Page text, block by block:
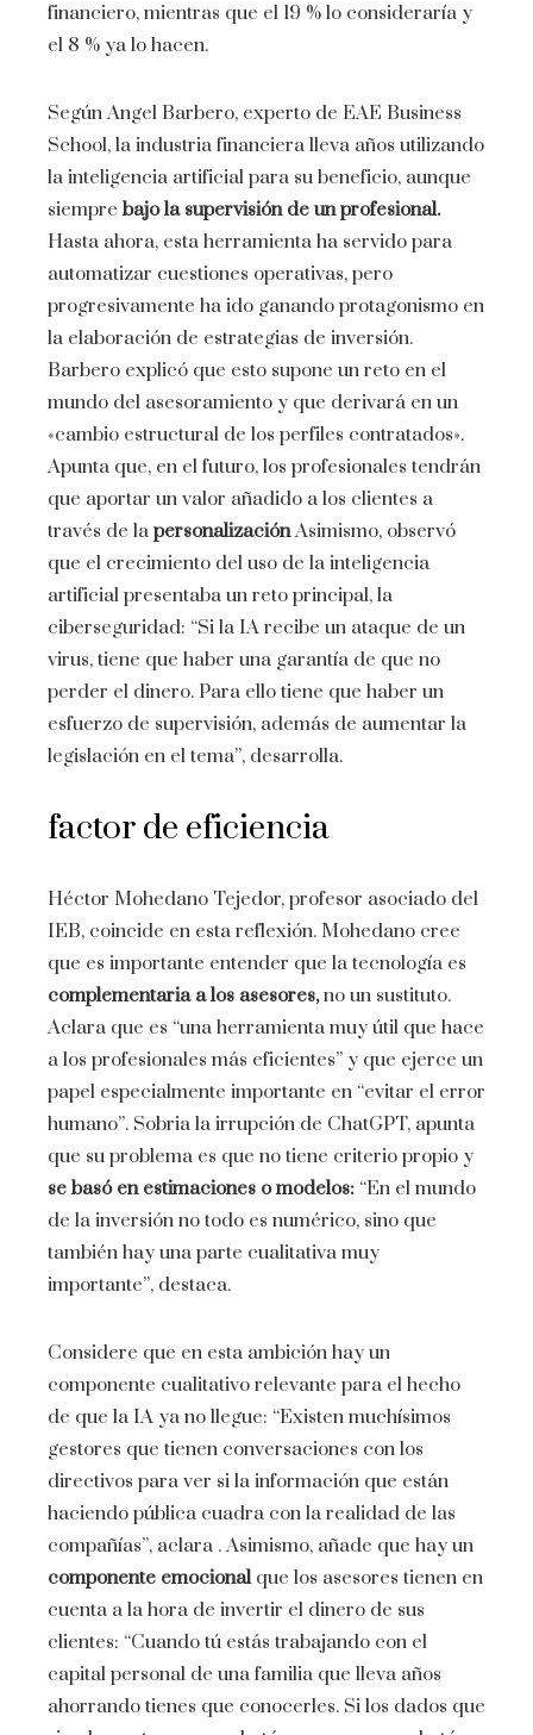
financiero, mientras que el 19 % lo consideraría y
el 8 % ya lo hacen.
Según Angel Barbero, experto de EAE Business
School, la industria financiera lleva años utilizando
la inteligencia artificial para su beneficio, aunque
siempre bajo la supervisión de un profesional.
Hasta ahora, esta herramienta ha servido para
automatizar cuestiones operativas, pero
progresivamente ha ido ganando protagonismo en
la elaboración de estrategias de inversión.
Barbero explicó que esto supone un reto en el
mundo del asesoramiento y que derivará en un
«cambio estructural de los perfiles contratados».
Apunta que, en el futuro, los profesionales tendrán
que aportar un valor añadido a los clientes a
través de la personalizaciónAsimismo, observó
que el crecimiento del uso de la inteligencia
artificial presentaba un reto principal, la
ciberseguridad: “Si la IA recibe un ataque de un
virus, tiene que haber una garantía de que no
perder el dinero. Para ello tiene que haber un
esfuerzo de supervisión, además de aumentar la
legislación en el tema”, desarrolla.
factor de eficiencia
Héctor Mohedano Tejedor, profesor asociado del
IEB, coincide en esta reflexión. Mohedano cree
que es importante entender que la tecnología es
complementaria a los asesores,no un sustituto.
Aclara que es “una herramienta muy útil que hace
a los profesionales más eficientes” y que ejerce un
papel especialmente importante en “evitar el error
humano”. Sobria la irrupción de ChatGPT, apunta
que su problema es que no tiene criterio propio y
se basó en estimaciones o modelos: “En el mundo
de la inversión no todo es numérico, sino que
también hay una parte cualitativa muy
importante”, destaca.
Considere que en esta ambición hay un
componente cualitativo relevante para el hecho
de que la IA ya no llegue: “Existen muchísimos
gestores que tienen conversaciones con los
directivos para ver si la información que están
haciendo pública cuadra con la realidad de las
compañías”, aclara . Asimismo, añade que hay un
componente emocionalque los asesores tienen en
cuenta a la hora de invertir el dinero de sus
clientes: “Cuando tú estás trabajando con el
capital personal de una familia que lleva años
ahorrando tienes que conocerles. Si los dados que